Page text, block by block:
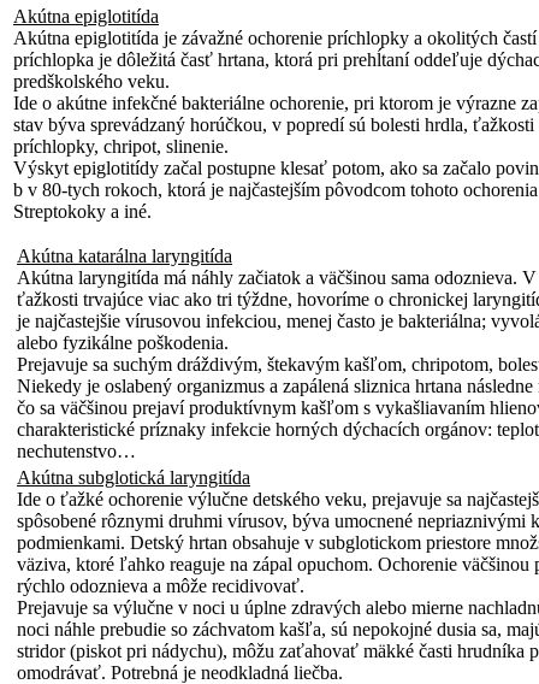
Akútna epiglotitída
Akútna epiglotitída je závažné ochorenie príchlopky a okolitých
príchlopka je dôležitá časť hrtana, ktorá pri prehĺtaní oddeľuje
predškolského veku.
Ide o akútne infekčné bakteriálne ochorenie, pri ktorom je výrazne
stav býva sprevádzaný horúčkou, v popredí sú bolesti hrdla,
príchlopky, chripot, slinenie.
Výskyt epiglotitídy začal postupne klesať potom, ako sa začalo
b v 80-tych rokoch, ktorá je najčastejším pôvodcom tohoto
Streptokoky a iné.
Akútna katarálna laryngitída
Akútna laryngitída má náhly začiatok a väčšinou sama odoznieva.
ťažkosti trvajúce viac ako tri týždne, hovoríme o chronickej
je najčastejšie vírusovou infekciou, menej často je bakteriálna;
alebo fyzikálne poškodenia.
Prejavuje sa suchým dráždivým, štekavým kašľom, chripotom,
Niekedy je oslabený organizmus a zapálená sliznica hrtana
čo sa väčšinou prejaví produktívnym kašľom s vykašliavaním
charakteristické príznaky infekcie horných dýchacích orgánov:
nechutenstvo…
Akútna subglotická laryngitída
Ide o ťažké ochorenie výlučne detského veku, prejavuje sa
spôsobené rôznymi druhmi vírusov, býva umocnené nepriaznivými
podmienkami. Detský hrtan obsahuje v subglotickom priestore
väziva, ktoré ľahko reaguje na zápal opuchom. Ochorenie väčšinou
rýchlo odoznieva a môže recidivovať.
Prejavuje sa výlučne v noci u úplne zdravých alebo mierne
noci náhle prebudie so záchvatom kašľa, sú nepokojné dusia sa,
stridor (piskot pri nádychu), môžu zaťahovať mäkké časti hrudníka
omodrávať. Potrebná je neodkladná liečba.